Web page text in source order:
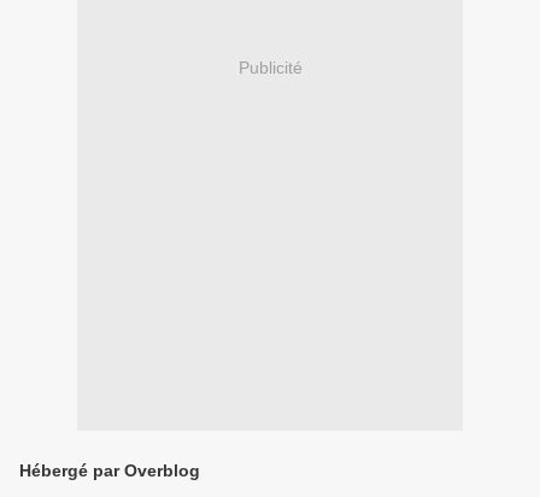
Publicité
Hébergé par Overblog